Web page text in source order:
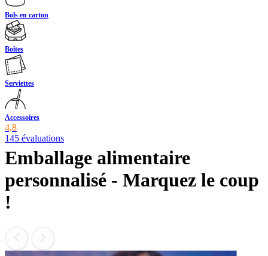
Bols en carton
Boîtes
Serviettes
Accessoires
4,8
145 évaluations
Emballage alimentaire
personnalisé - Marquez le coup
!